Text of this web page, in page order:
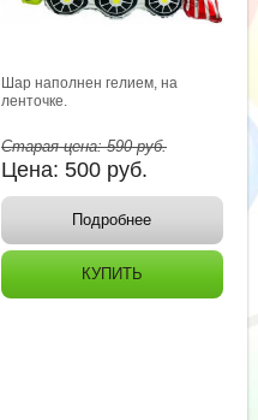
Шар наполнен гелием, на
ленточке.
Старая цена:590руб.
Цена: 500 руб.
Подробнее
КУПИТЬ